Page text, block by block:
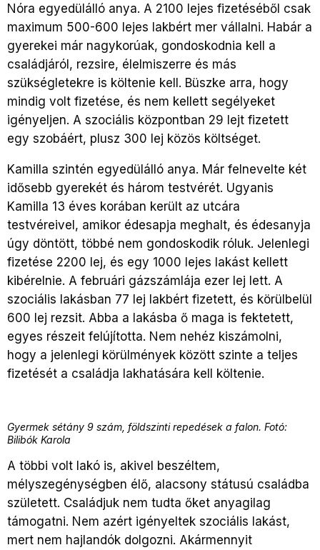
Nóra egyedülálló anya. A 2100 lejes fizetéséből csak
maximum 500-600 lejes lakbért mer vállalni. Habár a
gyerekei már nagykorúak, gondoskodnia kell a
családjáról, rezsire, élelmiszerre és más
szükségletekre is költenie kell. Büszke arra, hogy
mindig volt fizetése, és nem kellett segélyeket
igényeljen. A szociális központban 29 lejt fizetett
egy szobáért, plusz 300 lej közös költséget.
Kamilla szintén egyedülálló anya. Már felnevelte két
idősebb gyerekét és három testvérét. Ugyanis
Kamilla 13 éves korában került az utcára
testvéreivel, amikor édesapja meghalt, és édesanyja
úgy döntött, többé nem gondoskodik róluk. Jelenlegi
fizetése 2200 lej, és egy 1000 lejes lakást kellett
kibérelnie. A februári gázszámlája ezer lej lett. A
szociális lakásban 77 lej lakbért fizetett, és körülbelül
600 lej rezsit. Abba a lakásba ő maga is fektetett,
egyes részeit felújította. Nem nehéz kiszámolni,
hogy a jelenlegi körülmények között szinte a teljes
fizetését a családja lakhatására kell költenie.
Gyermek sétány 9 szám, földszinti repedések a falon. Fotó:
Bilibók Karola
A többi volt lakó is, akivel beszéltem,
mélyszegénységben élő, alacsony státusú családba
született. Családjuk nem tudta őket anyagilag
támogatni. Nem azért igényeltek szociális lakást,
mert nem hajlandók dolgozni. Akármennyit